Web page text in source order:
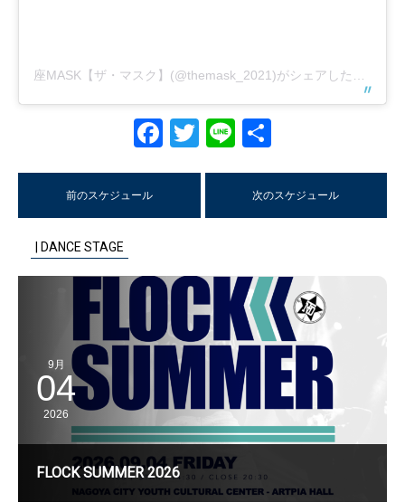
座MASK【ザ・マスク】(@themask_2021)がシェアした投稿
Facebook
Twitter
Line
前のスケジュール 次のスケジュール
| DANCE STAGE
FLOCK SUMMER 2026
9月
04
2026